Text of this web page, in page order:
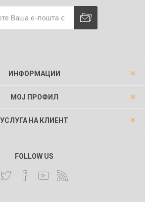
ИНФОРМАЦИИ
МОЈ ПРОФИЛ
УСЛУГА НА КЛИЕНТ
FOLLOW US